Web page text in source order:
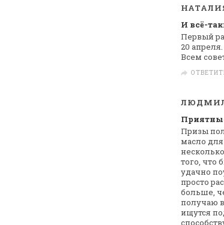
И всё-
Первый
20
Всем
Призы
масло
того, что
удачно
просто
больше,
получаю в
ищутся